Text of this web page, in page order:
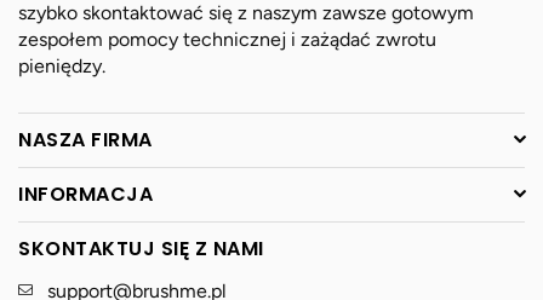
szybko skontaktować się z naszym zawsze gotowym
zespołem pomocy technicznej i zażądać zwrotu
pieniędzy.
NASZA FIRMA
INFORMACJA
SKONTAKTUJ SIĘ Z NAMI
support@brushme.pl